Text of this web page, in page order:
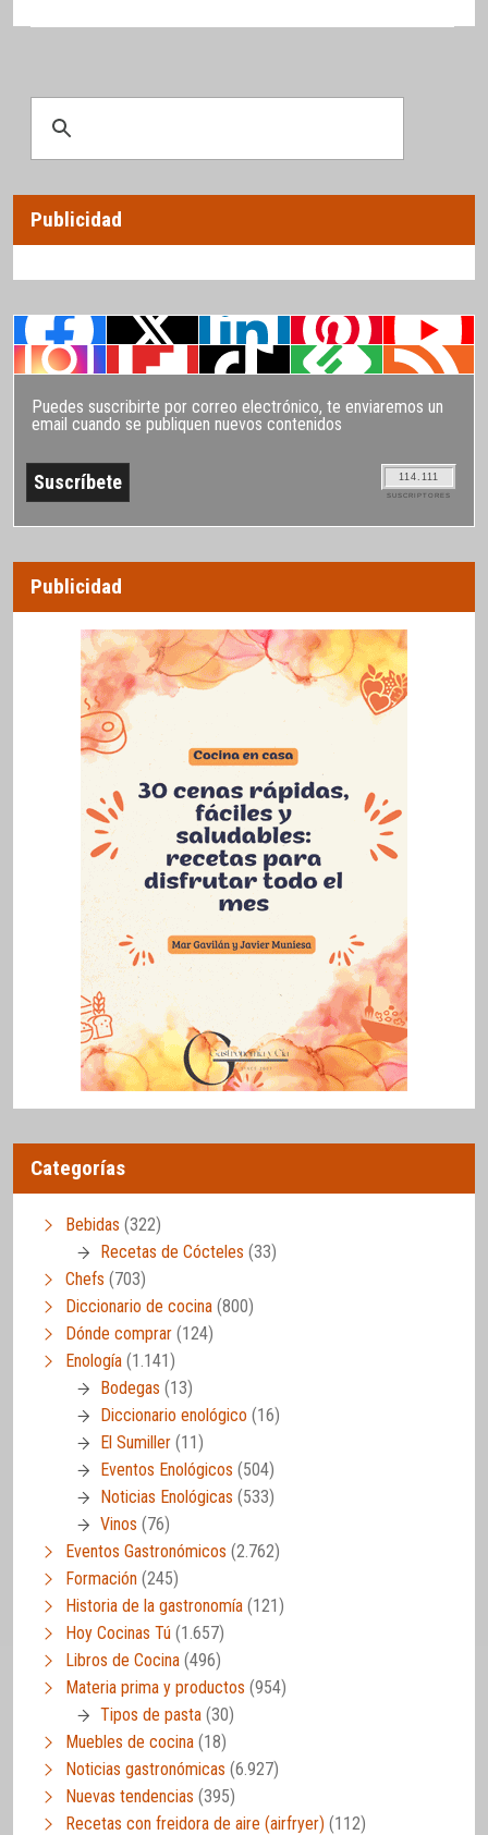
Publicidad
Puedes suscribirte por correo electrónico, te enviaremos un
email cuando se publiquen nuevos contenidos
114.111
SUSCRIPTORES
Publicidad
Categorías
Bebidas (322)
Recetas de Cócteles (33)
Chefs (703)
Diccionario de cocina (800)
Dónde comprar (124)
Enología (1.141)
Bodegas (13)
Diccionario enológico (16)
El Sumiller (11)
Eventos Enológicos (504)
Noticias Enológicas (533)
Vinos (76)
Eventos Gastronómicos (2.762)
Formación (245)
Historia de la gastronomía (121)
Hoy Cocinas Tú (1.657)
Libros de Cocina (496)
Materia prima y productos (954)
Tipos de pasta (30)
Muebles de cocina (18)
Noticias gastronómicas (6.927)
Nuevas tendencias (395)
Recetas con freidora de aire (airfryer) (112)